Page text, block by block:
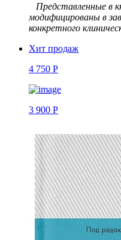
Представленные в
модифицированы в
конкретного
Хит продаж
4 750 Р
3 900 Р